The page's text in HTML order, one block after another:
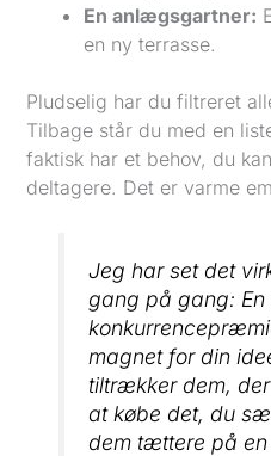
En anlægsgartner:
en ny terrasse.
Pludselig har du filtreret
Tilbage står du med en
faktisk har et behov, du
deltagere. Det er varme
Jeg har set det
gang på gang: En
magnet for din
tiltrækker dem,
at købe det, du
dem tættere på en